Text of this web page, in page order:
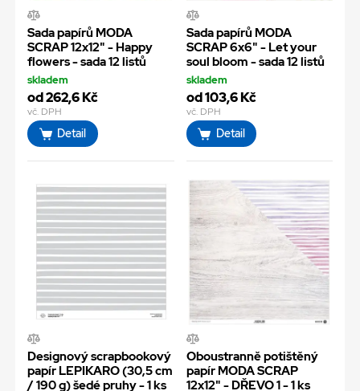
Sada papírů MODA
SCRAP 12x12" - Happy
flowers - sada 12 listů
skladem
od 262,6 Kč
vč. DPH
Detail
Sada papírů MODA
SCRAP 6x6" - Let your
soul bloom - sada 12 listů
skladem
od 103,6 Kč
vč. DPH
Detail
Designový scrapbookový
papír LEPIKARO (30,5 cm
/ 190 g) šedé pruhy - 1 ks
Oboustranně potištěný
papír MODA SCRAP
12x12" - DŘEVO 1 - 1 ks